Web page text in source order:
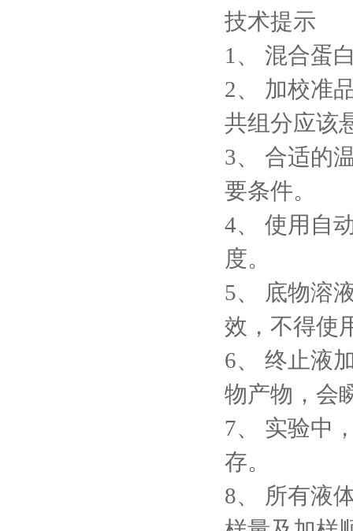
技术提示
1、 混合蛋
2、 加校准
共组分应该
3、 合适的
要条件。
4、 使用自
度。
5、 底物溶
效，不得使
6、 终止液
物产物，会
7、 实验中
存。
8、 所有液